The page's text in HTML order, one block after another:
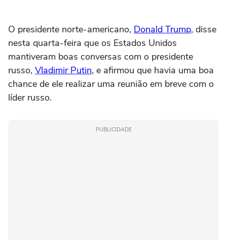
O presidente norte-americano, Donald Trump, disse
nesta quarta-feira que os Estados Unidos
mantiveram boas conversas com o presidente
russo, Vladimir Putin, e afirmou que havia uma boa
chance de ele realizar uma reunião em breve com o
líder russo.
PUBLICIDADE